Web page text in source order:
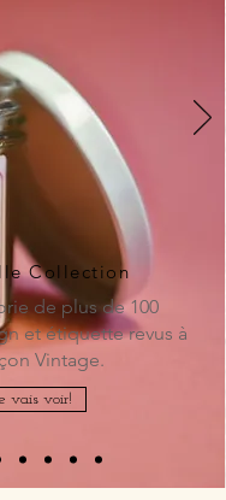
Collection
de plus de 100
et étiquette revus à
Vintage.
vais voir!